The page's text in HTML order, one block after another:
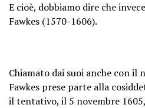
E cioè, dobbiamo dire che
Fawkes (1570-1606).
Chiamato dai suoi anche con il
Fawkes prese parte alla
il tentativo, il 5 novembre